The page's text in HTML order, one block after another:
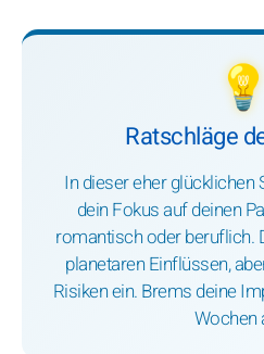
💡
Ratschläge
In dieser eher glücklichen
dein Fokus auf deinen
romantisch oder beruflich.
planetaren Einflüssen,
Risiken ein. Brems deine
Wochen